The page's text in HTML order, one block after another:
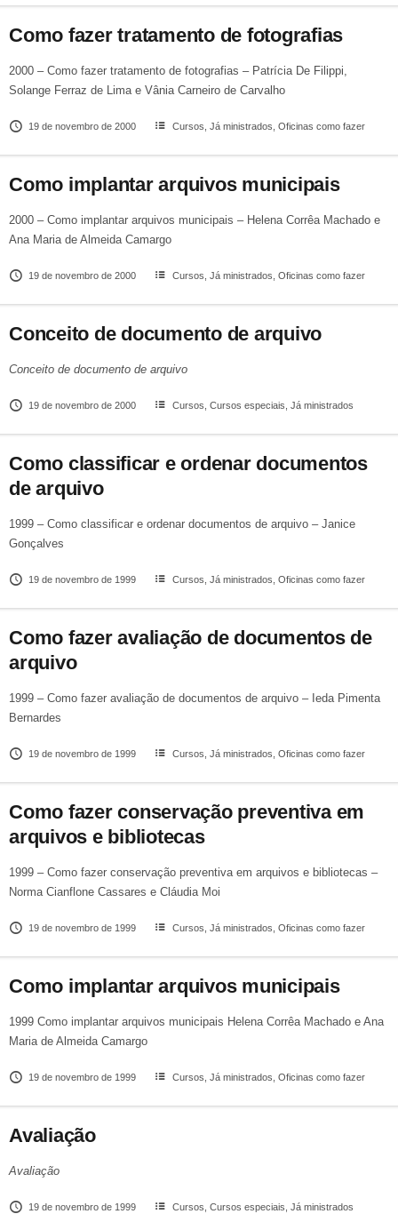
Como fazer tratamento de fotografias
2000 – Como fazer tratamento de fotografias – Patrícia De Filippi,
Solange Ferraz de Lima e Vânia Carneiro de Carvalho
19 de novembro de 2000 Cursos ,Já ministrados ,Oficinas como fazer
Como implantar arquivos municipais
2000 – Como implantar arquivos municipais – Helena Corrêa Machado e
Ana Maria de Almeida Camargo
19 de novembro de 2000 Cursos ,Já ministrados ,Oficinas como fazer
Conceito de documento de arquivo
Conceito de documento de arquivo
19 de novembro de 2000 Cursos ,Cursos especiais ,Já ministrados
Como classificar e ordenar documentos
de arquivo
1999 – Como classificar e ordenar documentos de arquivo – Janice
Gonçalves
19 de novembro de 1999 Cursos ,Já ministrados ,Oficinas como fazer
Como fazer avaliação de documentos de
arquivo
1999 – Como fazer avaliação de documentos de arquivo – Ieda Pimenta
Bernardes
19 de novembro de 1999 Cursos ,Já ministrados ,Oficinas como fazer
Como fazer conservação preventiva em
arquivos e bibliotecas
1999 – Como fazer conservação preventiva em arquivos e bibliotecas –
Norma Cianflone Cassares e Cláudia Moi
19 de novembro de 1999 Cursos ,Já ministrados ,Oficinas como fazer
Como implantar arquivos municipais
1999 Como implantar arquivos municipais Helena Corrêa Machado e Ana
Maria de Almeida Camargo
19 de novembro de 1999 Cursos ,Já ministrados ,Oficinas como fazer
Avaliação
Avaliação
19 de novembro de 1999 Cursos ,Cursos especiais ,Já ministrados